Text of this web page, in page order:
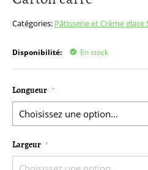
Catégories: Pâtisserie et Crème glace
Disponibilité: En stock
Longueur
Largeur
de
d’images